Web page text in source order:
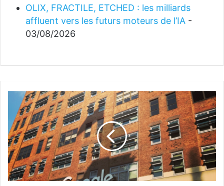
OLIX, FRACTILE, ETCHED : les milliards
affluent vers les futurs moteurs de l’IA -
03/08/2026